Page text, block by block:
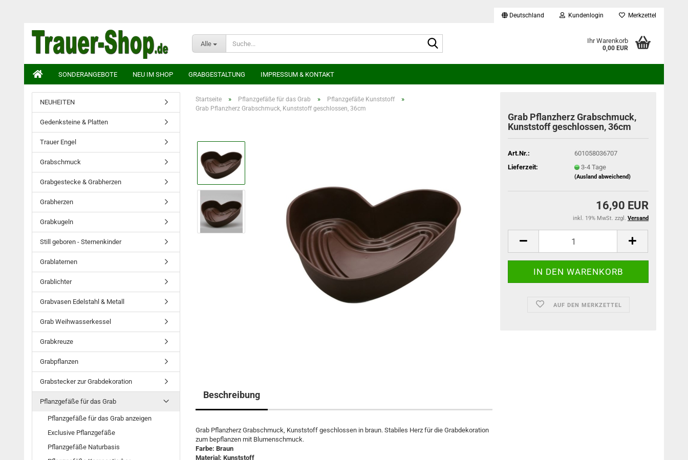
Deutschland Kundenlogin Merkzettel
Alle Ihr Warenkorb
0,00 EUR
SONDERANGEBOTE NEU IM SHOP GRABGESTALTUNG IMPRESSUM & KONTAKT
Startseite » Pflanzgefäße für das Grab » Pflanzgefäße Kunststoff »
Grab Pflanzherz Grabschmuck, Kunststoff geschlossen, 36cm
Grab Pflanzherz Grabschmuck,
Kunststoff geschlossen, 36cm
Art.Nr.:
601058036707
Lieferzeit:
3-4 Tage
(Ausland abweichend)
16,90 EUR
inkl. 19% MwSt. zzgl. Versand
AUF DEN MERKZETTEL
Beschreibung
Grab Pflanzherz Grabschmuck, Kunststoff geschlossen in braun. Stabiles Herz für die Grabdekoration
zum bepflanzen mit Blumenschmuck.
Farbe: Braun
Material: Kunststoff
NEUHEITEN
Gedenksteine & Platten
Trauer Engel
Grabschmuck
Grabgestecke & Grabherzen
Grabherzen
Grabkugeln
Still geboren - Sternenkinder
Grablaternen
Grablichter
Grabvasen Edelstahl & Metall
Grab Weihwasserkessel
Grabkreuze
Grabpflanzen
Grabstecker zur Grabdekoration
Pflanzgefäße für das Grab
Pflanzgefäße für das Grab anzeigen
Exclusive Pflanzgefäße
Pflanzgefäße Naturbasis